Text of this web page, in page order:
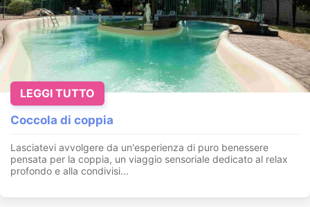
Coccola di coppia
Lasciatevi avvolgere da un'esperienza di puro benessere
pensata per la coppia, un viaggio sensoriale dedicato al relax
profondo e alla condivisi...
LEGGI TUTTO